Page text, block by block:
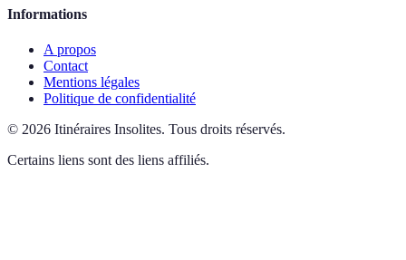
Informations
A propos
Contact
Mentions légales
Politique de confidentialité
© 2026 Itinéraires Insolites. Tous droits réservés.
Certains liens sont des liens affiliés.